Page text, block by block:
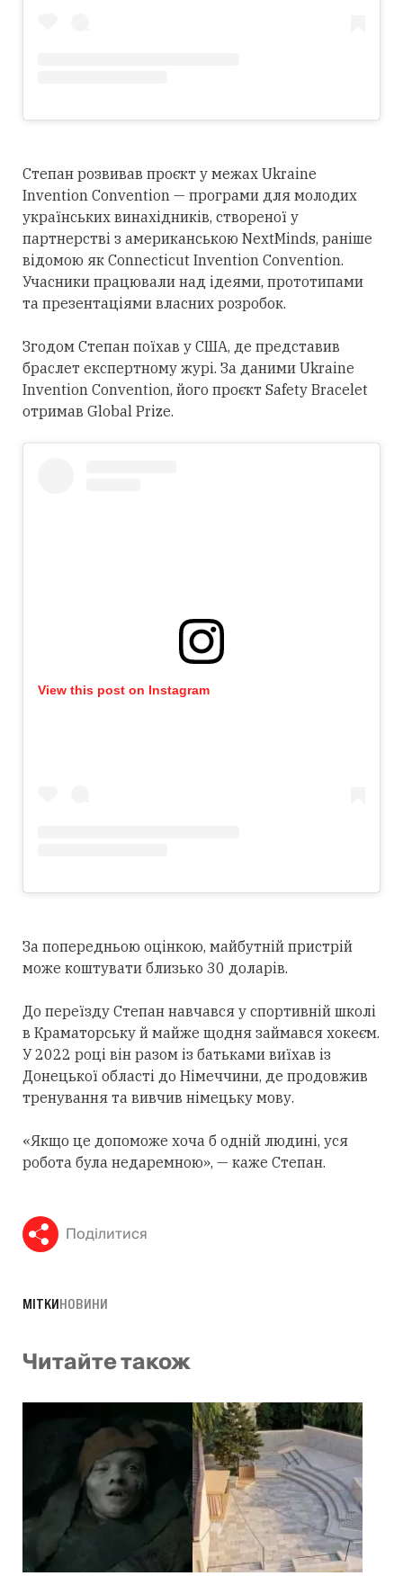
Степан розвивав проєкт у межах Ukraine
Invention Convention — програми для молодих
українських винахідників, створеної у
партнерстві з американською NextMinds, раніше
відомою як Connecticut Invention Convention.
Учасники працювали над ідеями, прототипами
та презентаціями власних розробок.
Згодом Степан поїхав у США, де представив
браслет експертному журі. За даними Ukraine
Invention Convention, його проєкт Safety Bracelet
отримав Global Prize.
View this post on Instagram
За попередньою оцінкою, майбутній пристрій
може коштувати близько 30 доларів.
До переїзду Степан навчався у спортивній школі
в Краматорську й майже щодня займався хокеєм.
У 2022 році він разом із батьками виїхав із
Донецької області до Німеччини, де продовжив
тренування та вивчив німецьку мову.
«Якщо це допоможе хоча б одній людині, уся
робота була недаремною», — каже Степан.
Поділитися
МІТКИНОВИНИ
Читайте також